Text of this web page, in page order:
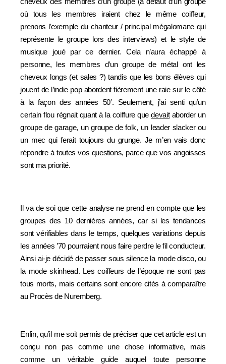
où tous les membres iraient chez le même coiffeur,
prenons l’exemple du chanteur / principal mégalomane qui
représente le groupe lors des interviews) et le style de
musique joué par ce dernier. Cela n’aura échappé à
personne, les membres d’un groupe de métal ont les
cheveux longs (et sales ?) tandis que les bons élèves qui
jouent de l’indie pop abordent fièrement une raie sur le côté
à la façon des années 50′. Seulement, j’ai senti qu’un
certain flou régnait quant à la coiffure quedevaitaborder un
groupe de garage, un groupe de folk, un leader slacker ou
un mec qui ferait toujours du grunge. Je m’en vais donc
répondre à toutes vos questions, parce que vos angoisses
sont ma priorité.
Il va de soi que cette analyse ne prend en compte que les
groupes des 10 dernières années, car si les tendances
sont vérifiables dans le temps, quelques variations depuis
les années ’70 pourraient nous faire perdre le fil conducteur.
Ainsi ai-je décidé de passer sous silence la mode disco, ou
la mode skinhead. Les coiffeurs de l’époque ne sont pas
tous morts, mais certains sont encore cités à comparaître
au Procès de Nuremberg.
Enfin, qu’il me soit permis de préciser que cet article est un
conçu non pas comme une chose informative, mais
comme un véritable guide auquel toute personne